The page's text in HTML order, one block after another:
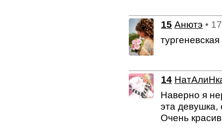
15 Анютэ •
14
Наверно я
эта девушка,
Очень